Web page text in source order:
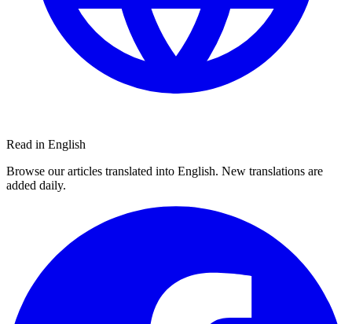
Read in English
Browse our articles translated into English. New translations are
added daily.